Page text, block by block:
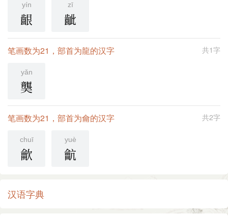
yín
齦
zī
齜
共1字
笔画数为21，部首为龍的汉字
yǎn
龑
共2字
笔画数为21，部首为龠的汉字
chuī
龡
yuè
䶳
汉语字典